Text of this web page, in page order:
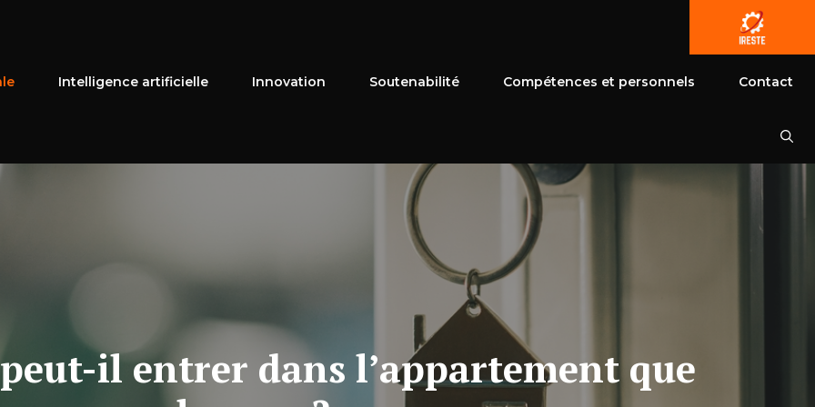
Intelligence artificielle Innovation Soutenabilité Compétences et personnels Contact
il entrer dans l’appartement que